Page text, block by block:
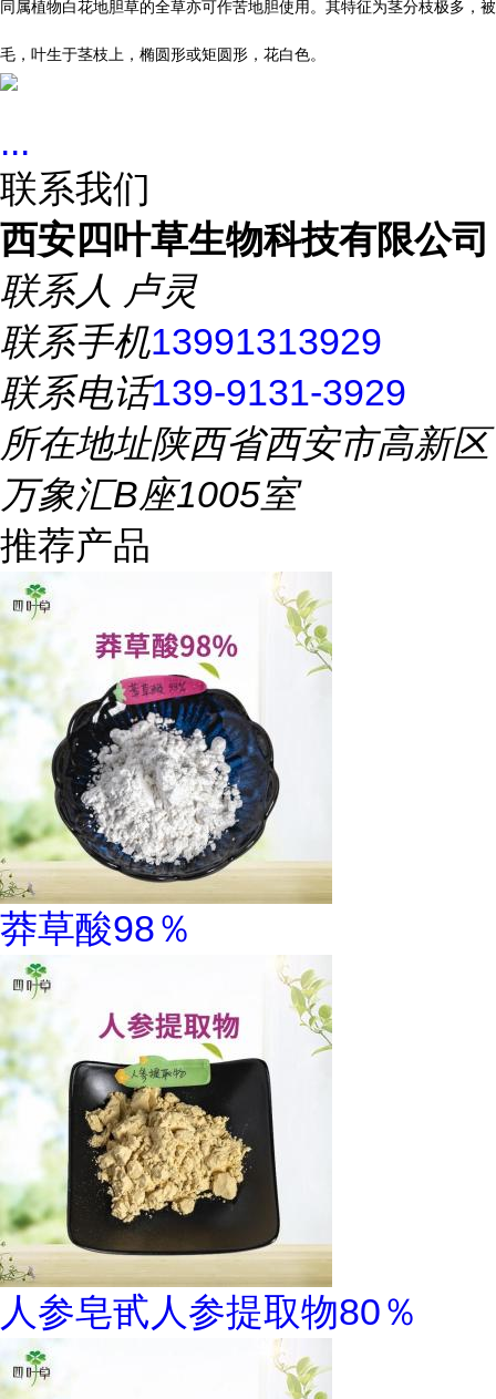
同属植物白花地胆草的全草亦可作苦地胆使用。其特征为茎分枝极多，被
毛，叶生于茎枝上，椭圆形或矩圆形，花白色。
...
联系我们
西安四叶草生物科技有限公司
联系人 卢灵
联系手机13991313929
联系电话139-9131-3929
所在地址陕西省西安市高新区
万象汇B座1005室
推荐产品
莽草酸98％
人参皂甙人参提取物80％